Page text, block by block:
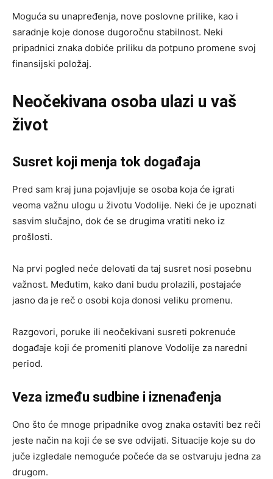
Moguća su unapređenja, nove poslovne prilike, kao i
saradnje koje donose dugoročnu stabilnost. Neki
pripadnici znaka dobiće priliku da potpuno promene svoj
finansijski položaj.
Neočekivana osoba ulazi u vaš
život
Susret koji menja tok događaja
Pred sam kraj juna pojavljuje se osoba koja će igrati
veoma važnu ulogu u životu Vodolije. Neki će je upoznati
sasvim slučajno, dok će se drugima vratiti neko iz
prošlosti.
Na prvi pogled neće delovati da taj susret nosi posebnu
važnost. Međutim, kako dani budu prolazili, postajaće
jasno da je reč o osobi koja donosi veliku promenu.
Razgovori, poruke ili neočekivani susreti pokrenuće
događaje koji će promeniti planove Vodolije za naredni
period.
Veza između sudbine i iznenađenja
Ono što će mnoge pripadnike ovog znaka ostaviti bez reči
jeste način na koji će se sve odvijati. Situacije koje su do
juče izgledale nemoguće počeće da se ostvaruju jedna za
drugom.